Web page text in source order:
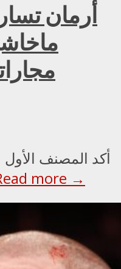
أرمان
أكد المصنف الأول
more →